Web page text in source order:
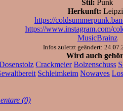
Stil: Punk
Herkunft:
https://
https://www.instagram.com/
MusicBrainz
Infos zuletzt geändert:
Wird auch
Crackmeier Bolzenschuss
Schleimkeim Nowaves
(0)